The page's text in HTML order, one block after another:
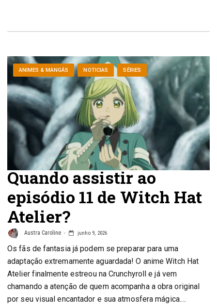
ANIMES & MANGÁS NOTICIAS SÉRIES
Quando assistir ao
episódio 11 de Witch Hat
Atelier?
Austra Caroline junho 9, 2026
Os fãs de fantasia já podem se preparar para uma
adaptação extremamente aguardada! O anime Witch Hat
Atelier finalmente estreou na Crunchyroll e já vem
chamando a atenção de quem acompanha a obra original
por seu visual encantador e sua atmosfera mágica.…